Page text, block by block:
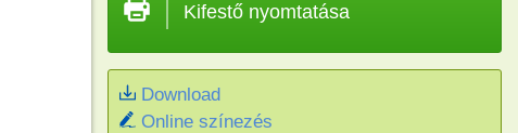
Kifestő nyomtatása
Download
Online színezés